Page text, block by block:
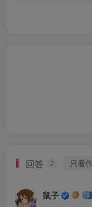
回答 2 只看
鼠子